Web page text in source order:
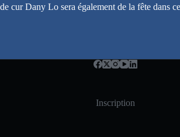
de cur Dany Lo sera également de la fête dans
Inscription